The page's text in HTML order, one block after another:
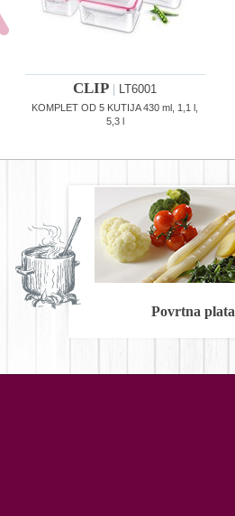
CLIP LT6001
KOMPLET OD 5 KUTIJA 430 ml, 1,1 l,
5,3 l
Povrtna plata